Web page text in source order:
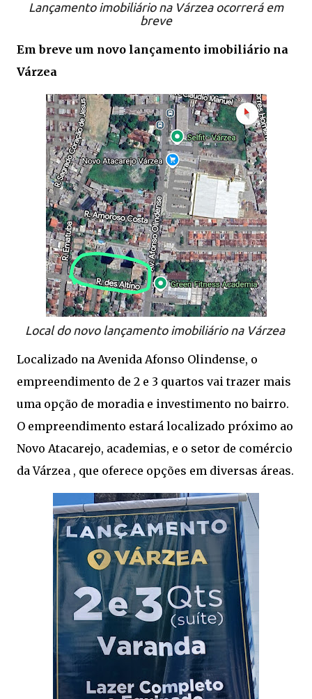
Lançamento imobiliário na Várzea ocorrerá em
breve
Em breve um novo lançamento imobiliário na
Várzea
Local do novo lançamento imobiliário na Várzea
Localizado na Avenida Afonso Olindense, o
empreendimento de 2 e 3 quartos vai trazer mais
uma opção de moradia e investimento no bairro.
O empreendimento estará localizado próximo ao
Novo Atacarejo, academias, e o setor de comércio
da Várzea , que oferece opções em diversas áreas.